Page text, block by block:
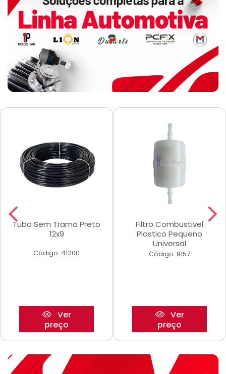
Tubo Sem Trama Preto
12x9
Código: 41200
Ver
preço
Filtro Combustivel
Plastico Pequeno
Universal
Código: 9157
Ver
preço